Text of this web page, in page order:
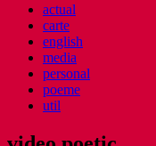
actual
carte
english
media
personal
poeme
util